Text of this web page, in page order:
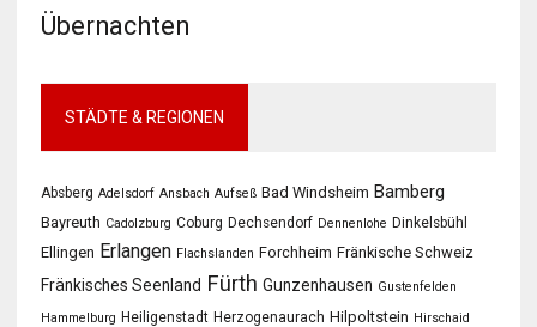
Übernachten
STÄDTE & REGIONEN
Absberg Adelsdorf Ansbach Aufseß Bad Windsheim Bamberg
Bayreuth Cadolzburg Coburg Dechsendorf Dennenlohe Dinkelsbühl
Ellingen Erlangen Flachslanden Forchheim Fränkische Schweiz
Fränkisches Seenland Fürth Gunzenhausen Gustenfelden
Hammelburg Heiligenstadt Herzogenaurach Hilpoltstein Hirschaid